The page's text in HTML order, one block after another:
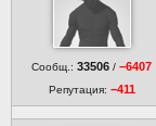
Сообщ.:33506 /−6407
Репутация: −411